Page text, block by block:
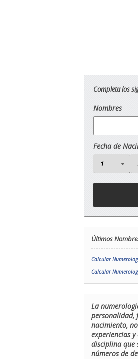
Completa los
Nombres
Fecha de
Últimos
Calcular
Calcular
La
personalidad,
nacimiento,
experiencias
disciplina que
números de